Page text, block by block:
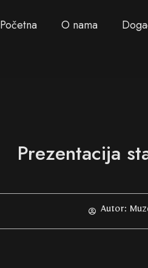
Početna O nama
Prezentacija
Autor: